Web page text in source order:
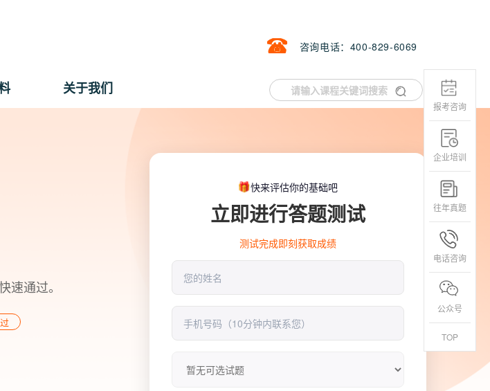
咨询电话：400-829-6069
关于我们
速通过。
快来评估你的基础吧
立即进行答题测试
测试完成即刻获取成绩
报考咨询
企业培训
往年真题
电话咨询
公众号
TOP